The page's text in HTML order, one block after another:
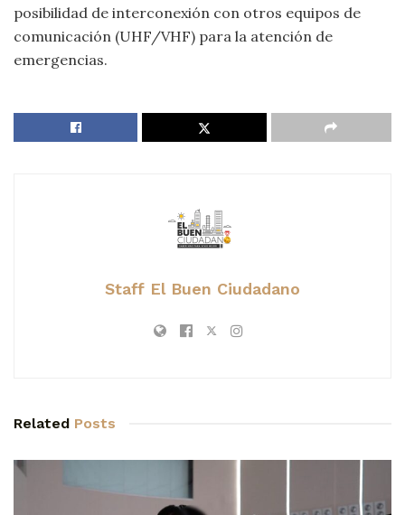
posibilidad de interconexión con otros equipos de
comunicación (UHF/VHF) para la atención de
emergencias.
Staff El Buen Ciudadano
Related Posts